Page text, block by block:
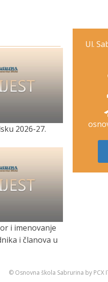
2026-27.
i imenovanje
i članova u
Ul.
© Osnovna škola Sabrurina by PCX